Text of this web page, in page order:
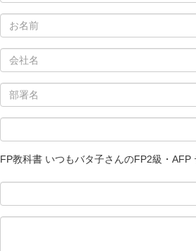
FP教科書 いつもバタ子さんのFP2級・